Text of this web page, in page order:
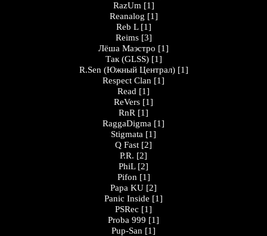
RazUm [1]
Reanalog [1]
Reb L [1]
Reims [3]
Лёша Маэстро [1]
Так (GLSS) [1]
R.Sen (Южный Централ) [1]
Respect Clan [1]
Read [1]
ReVers [1]
RnR [1]
RaggaDigma [1]
Stigmata [1]
Q Fast [2]
P.R. [2]
PhiL [2]
Pifon [1]
Papa KU [2]
Panic Inside [1]
PSRec [1]
Proba 999 [1]
Pup-San [1]